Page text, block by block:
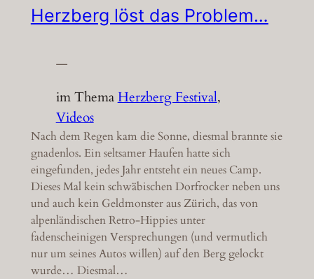
Herzberg löst das Problem…
—
im ThemaHerzberg Festival
Videos
Nach dem Regen kam die Sonne, diesmal brannte sie
gnadenlos. Ein seltsamer Haufen hatte sich
eingefunden, jedes Jahr entsteht ein neues Camp.
Dieses Mal kein schwäbischen Dorfrocker neben uns
und auch kein Geldmonster aus Zürich, das von
alpenländischen Retro-Hippies unter
fadenscheinigen Versprechungen (und vermutlich
nur um seines Autos willen) auf den Berg gelockt
wurde… Diesmal…